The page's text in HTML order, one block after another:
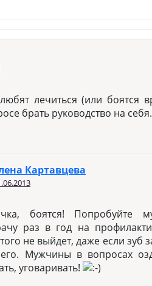
лечиться (или боятся
брать руководство на себя.
Картавцева
боятся! Попробуйте
раз в год на
не выйдет, даже если зуб
Мужчины в вопросах
уговаривать!